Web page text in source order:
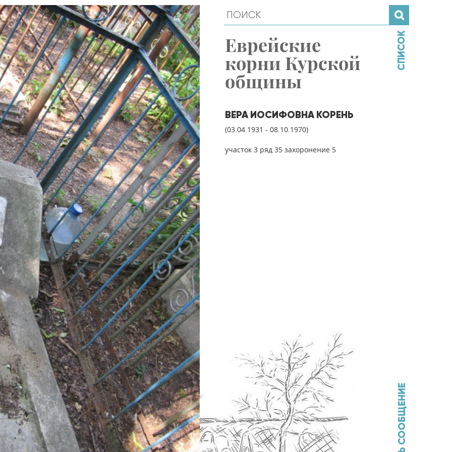
Еврейские
корни Курской
общины
ВЕРА ИОСИФОВНА КОРЕНЬ
(03.04.1931 - 08.10.1970)
участок 3 ряд 35 захоронение 5
СПИСОК